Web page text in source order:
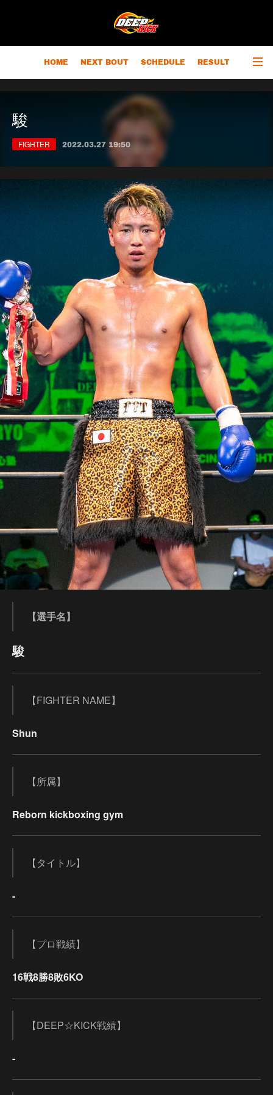
HOME NEXT BOUT SCHEDULE RESULT
RANKING CHAMPIONS OUTLINE
駿
FIGHTER 2022.03.27 19:50
【選手名】
駿
【FIGHTER NAME】
Shun
【所属】
Reborn kickboxing gym
【タイトル】
-
【プロ戦績】
16戦8勝8敗6KO
【DEEP☆KICK戦績】
-